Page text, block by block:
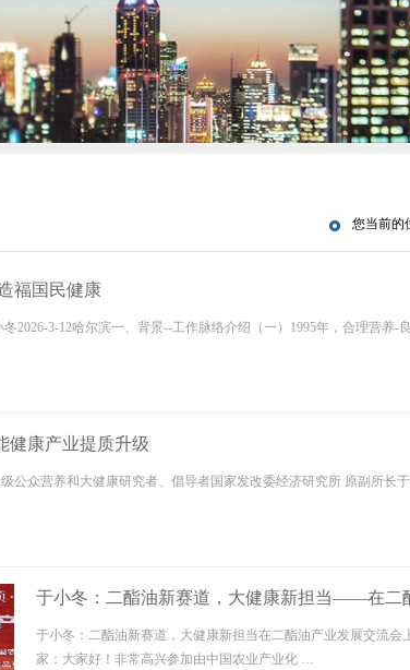
您当前的
福国民健康
2026-3-12哈尔滨一、背景--工作脉络介绍（一）1995年，合理营养-
健康产业提质升级
公众营养和大健康研究者、倡导者国家发改委经济研究所 原副所长于
于小冬：二酯油新赛道，大健康新担当——在二
言
于小冬：二酯油新赛道，大健康新担当在二酯油产业发展交流会
家：大家好！非常高兴参加由中国农业产业化 …